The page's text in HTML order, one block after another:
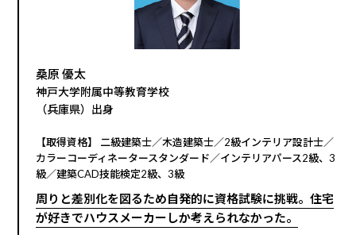
桑原 優太
神戸大学附属中等教育学校
（兵庫県）出身
【取得資格】 二級建築士／木造建築士／2級インテリア設計士／
カラーコーディネータースタンダード／インテリアパース2級、3
級／建築CAD技能検定2級、3級
周りと差別化を図るため自発的に資格試験に挑戦。住宅
が好きでハウスメーカーしか考えられなかった。